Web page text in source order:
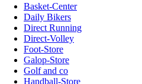
Basket-Center
Daily Bikers
Direct Running
Direct-Volley
Foot-Store
Galop-Store
Golf and co
Handball-Store